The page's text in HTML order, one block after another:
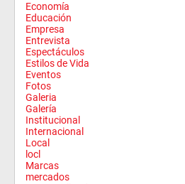
Economía
Educación
Empresa
Entrevista
Espectáculos
Estilos de Vida
Eventos
Fotos
Galeria
Galería
Institucional
Internacional
Local
locl
Marcas
mercados